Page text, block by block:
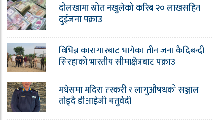
दोलखामा स्रोत नखुलेको करिब २० लाखसहित
दुईजना पक्राउ
विभिन्न कारागारबाट भागेका तीन जना कैदिबन्दी
सिरहाको भारतीय सीमाक्षेत्रबाट पक्राउ
मधेसमा मदिरा तस्करी र लागुऔषधको सञ्जाल
तोड्दै डीआईजी चतुर्वेदी